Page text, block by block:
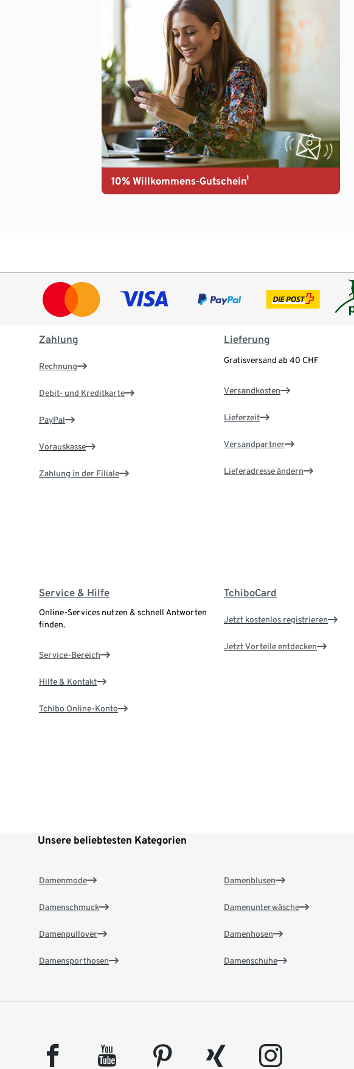
10% Willkommens-Gutschein¹
Zahlung
Rechnung
Debit- und Kreditkarte
PayPal
Vorauskasse
Zahlung in der Filiale
Lieferung
Gratisversand ab 40 CHF
Versandkosten
Lieferzeit
Versandpartner
Lieferadresse ändern
Service & Hilfe
Online-Services nutzen & schnell Antworten
finden.
Service-Bereich
Hilfe & Kontakt
Tchibo Online-Konto
TchiboCard
Jetzt kostenlos registrieren
Jetzt Vorteile entdecken
Unsere beliebtesten Kategorien
Damenmode
Damenschmuck
Damenpullover
Damensporthosen
Damenblusen
Damenunterwäsche
Damenhosen
Damenschuhe
facebook youtube pinterest xing instagram